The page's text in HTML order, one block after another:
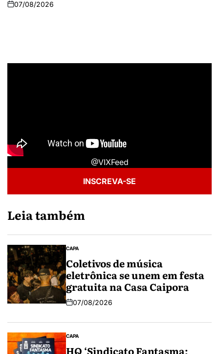
07/08/2026
@VIXFeed
INSCREVA-SE
Leia também
CAPA
Coletivos de música
eletrônica se unem em festa
gratuita na Casa Caipora
07/08/2026
CAPA
HQ ‘Sindicato Fantasma: